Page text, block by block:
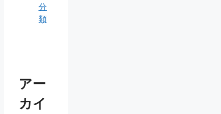
分
類
アー
カイ